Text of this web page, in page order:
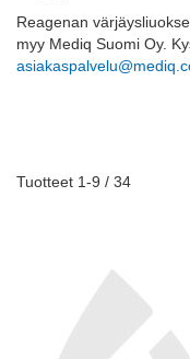
Reagenan
myy Mediq Suomi Oy.
Tuotteet 1-9 / 34